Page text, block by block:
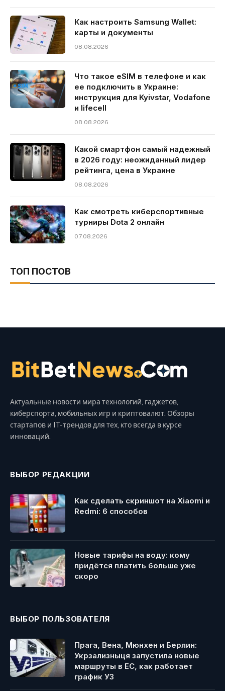
Как настроить Samsung Wallet:
карты и документы
08.08.2026
Что такое eSIM в телефоне и как
ее подключить в Украине:
инструкция для Kyivstar, Vodafone
и lifecell
08.08.2026
Какой смартфон самый надежный
в 2026 году: неожиданный лидер
рейтинга, цена в Украине
08.08.2026
Как смотреть киберспортивные
турниры Dota 2 онлайн
07.08.2026
ТОП ПОСТОВ
Актуальные новости мира технологий, гаджетов,
киберспорта, мобильных игр и криптовалют. Обзоры
стартапов и IT-трендов для тех, кто всегда в курсе
инноваций.
ВЫБОР РЕДАКЦИИ
Как сделать скриншот на Xiaomi и
Redmi: 6 способов
Новые тарифы на воду: кому
придётся платить больше уже
скоро
ВЫБОР ПОЛЬЗОВАТЕЛЯ
Прага, Вена, Мюнхен и Берлин:
Укрзализныця запустила новые
маршруты в ЕС, как работает
график УЗ